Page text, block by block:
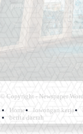
projects, opportunities.
© Copyright - Newspaper
Home
lowongan kerja
berita daerah